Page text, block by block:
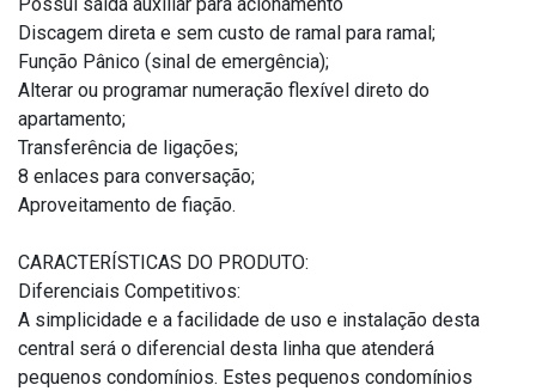
Discagem direta e sem custo de ramal para ramal;
Função Pânico (sinal de emergência);
Alterar ou programar numeração flexível direto do
apartamento;
Transferência de ligações;
8 enlaces para conversação;
Aproveitamento de fiação.
CARACTERÍSTICAS DO PRODUTO:
Diferenciais Competitivos:
A simplicidade e a facilidade de uso e instalação desta
central será o diferencial desta linha que atenderá
pequenos condomínios. Estes pequenos condomínios